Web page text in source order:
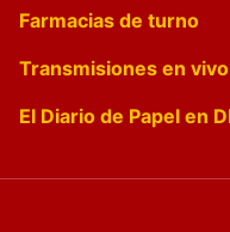
Farmacias de turno
Transmisiones en vivo
El Diario de Papel en